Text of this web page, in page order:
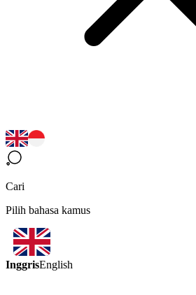
Cari
Pilih bahasa kamus
InggrisEnglish